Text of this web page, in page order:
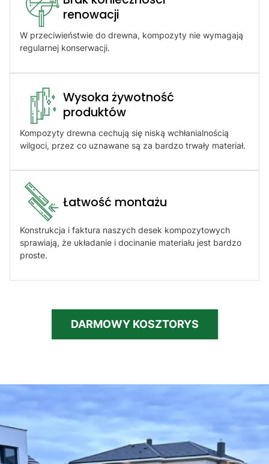
renowacji​
W przeciwieństwie do drewna, kompozyty nie wymagają
regularnej konserwacji.
Wysoka żywotność
produktów​
Kompozyty drewna cechują się niską wchłanialnością
wilgoci, przez co uznawane są za bardzo trwały materiał.
Łatwość montażu​
Konstrukcja i faktura naszych desek kompozytowych
sprawiają, że układanie i docinanie materiału jest bardzo
proste.
DARMOWY KOSZTORYS